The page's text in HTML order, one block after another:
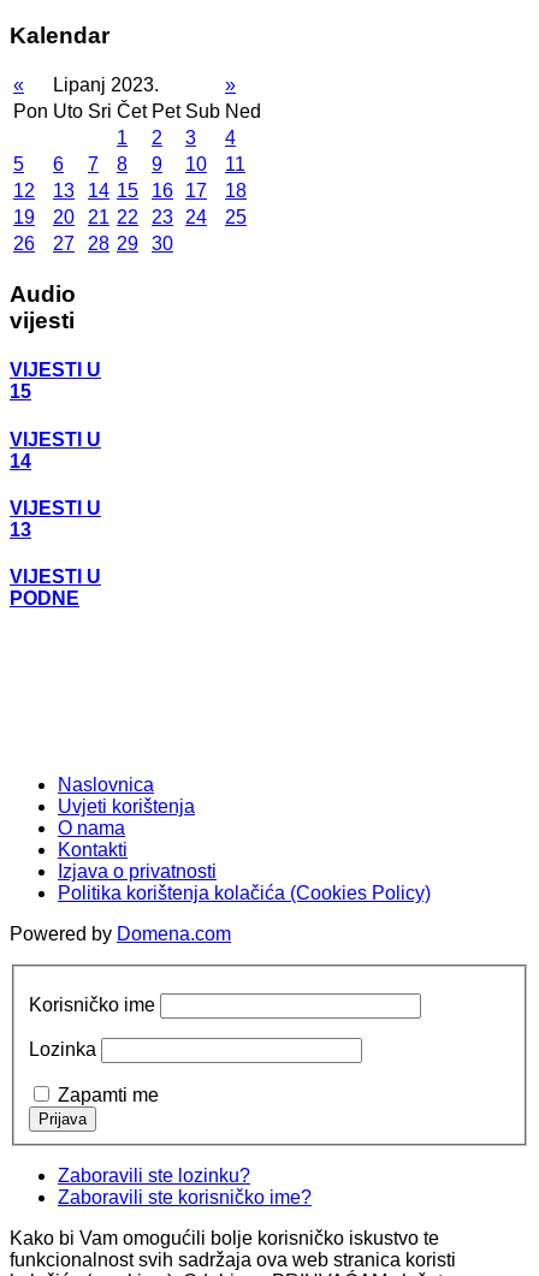
Kalendar
« Lipanj 2023.
»
Pon Uto Sri Čet Pet Sub Ned
1
2 3
4
5
6 7 8 9 10
11
12
13 14 15 16 17
18
19
20 21 22 23 24
25
26
27 28 29 30
Audio
vijesti
VIJESTI U
15
VIJESTI U
14
VIJESTI U
13
VIJESTI U
PODNE
Naslovnica
Uvjeti korištenja
O nama
Kontakti
Izjava o privatnosti
Politika korištenja kolačića (Cookies Policy)
Powered by Domena.com
Korisničko ime
Lozinka
Zapamti me
Zaboravili ste lozinku?
Zaboravili ste korisničko ime?
Kako bi Vam omogućili bolje korisničko iskustvo te
funkcionalnost svih sadržaja ova web stranica koristi